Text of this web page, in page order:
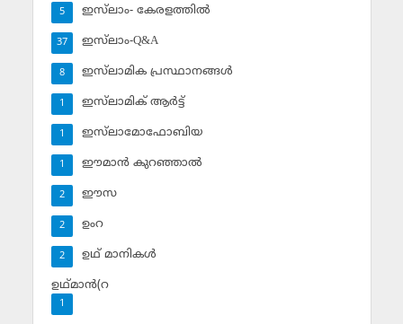
ഇസ്‌ലാം- കേരളത്തില്‍
5
ഇസ്‌ലാം-Q&A
37
ഇസ്‌ലാമിക പ്രസ്ഥാനങ്ങള്‍
8
ഇസ്‌ലാമിക് ആര്‍ട്ട്
1
ഇസ്‌ലാമോഫോബിയ
1
ഈമാന്‍ കുറഞ്ഞാല്‍
1
ഈസ
2
ഉംറ
2
ഉഥ് മാനികള്‍
2
ഉഥ്മാന്‍(റ
1